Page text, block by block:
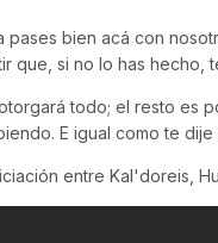
bien acá con
que, si no lo has hecho,
todo; el resto es
E igual como te
entre Kal'doreis,